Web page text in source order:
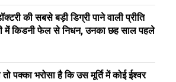
की सबसे बड़ी डिग्री पाने वाली प्रीति
में किडनी फेल से निधन, उनका छह साल पहले
तो पक्का भरोसा है कि उस मूर्ति में कोई ईश्वर